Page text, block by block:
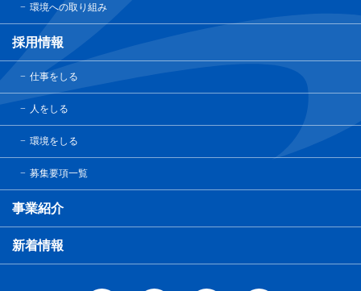
環境への取り組み
採用情報
仕事をしる
人をしる
環境をしる
募集要項一覧
事業紹介
新着情報